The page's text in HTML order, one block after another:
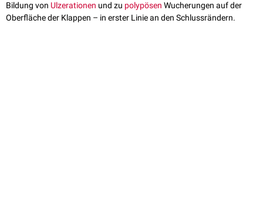
Bildung von Ulzerationen und zu polypösen Wucherungen auf der
Oberfläche der Klappen – in erster Linie an den Schlussrändern.